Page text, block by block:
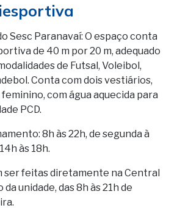
Sesc Paranavaí: O espaço conta
de 40 m por 20 m, adequado
de Futsal, Voleibol,
Conta com dois vestiários,
com água aquecida para
PCD.
8h às 22h, de segunda à
às 18h.
ser feitas diretamente na Central
unidade, das 8h às 21h de